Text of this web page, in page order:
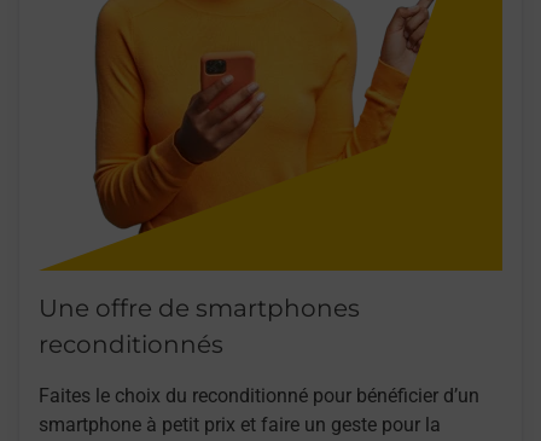
Une offre de smartphones
reconditionnés
Faites le choix du reconditionné pour bénéficier d’un
smartphone à petit prix et faire un geste pour la